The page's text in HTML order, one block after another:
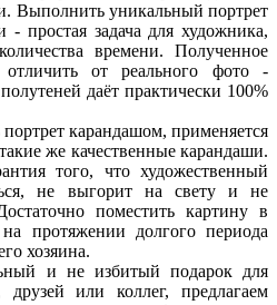
Выполнить уникальный портрет
простая задача для художника,
времени. Полученное
отличить от реального фото -
даёт практически 100%
карандашом, применяется
же качественные карандаши.
того, что художественный
не выгорит на свету и не
поместить картину в
протяжении долгого периода
хозяина.
и не избитый подарок для
или коллег, предлагаем